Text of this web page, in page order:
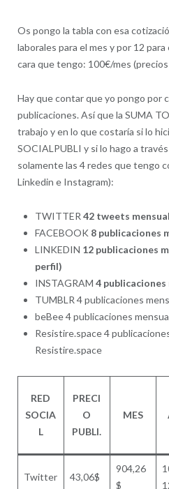
Os pongo la tabla con esa
laborales para el mes y por 12
cara que tengo: 100€/mes (precios
Hay que contar que yo pongo por
publicaciones. Así que la SUMA
trabajo y en lo que costaría si lo
SOCIALPUBLI y si lo hago a
solamente las 4 redes que tengo
Linkedin e Instagram):
TWITTER 42 tweets
FACEBOOK 8 publicaciones
LINKEDIN 12 publicaciones
perfil)
INSTAGRAM 4 publicaciones
TUMBLR 4 publicaciones
beBee 4 publicaciones
Resistire.space 4
Resistire.space
RED
SOCIA
L
PRECI
O
PUBLI.
MES
Twitter 43,06$
904,26
$